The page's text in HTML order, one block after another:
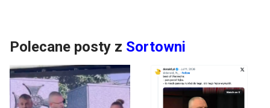
Polecane posty z Sortowni